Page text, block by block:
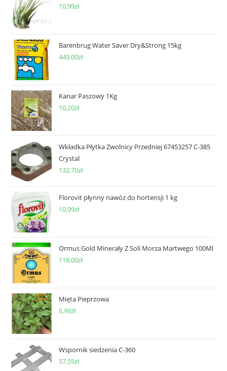
10,99zł
Barenbrug Water Saver Dry&Strong 15kg
449,00zł
Kanar Paszowy 1Kg
10,20zł
Wkładka Płytka Zwolnicy Przedniej 67453257 C-385
Crystal
132,70zł
Florovit płynny nawóz do hortensji 1 kg
10,99zł
Ormus Gold Minerały Z Soli Morza Martwego 100Ml
118,00zł
Mięta Pieprzowa
6,99zł
Wspornik siedzenia C-360
57,55zł